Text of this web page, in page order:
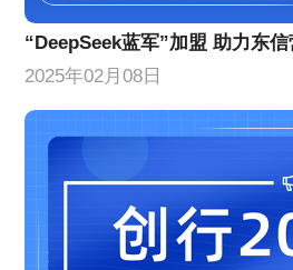
2025年02月08日